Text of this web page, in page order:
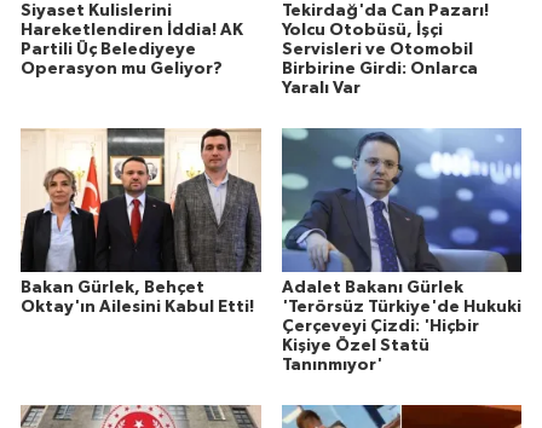
Siyaset Kulislerini
Hareketlendiren İddia! AK
Partili Üç Belediyeye
Operasyon mu Geliyor?
Tekirdağ'da Can Pazarı!
Yolcu Otobüsü, İşçi
Servisleri ve Otomobil
Birbirine Girdi: Onlarca
Yaralı Var
Bakan Gürlek, Behçet
Oktay'ın Ailesini Kabul Etti!
Adalet Bakanı Gürlek
'Terörsüz Türkiye'de Hukuki
Çerçeveyi Çizdi: 'Hiçbir
Kişiye Özel Statü
Tanınmıyor'